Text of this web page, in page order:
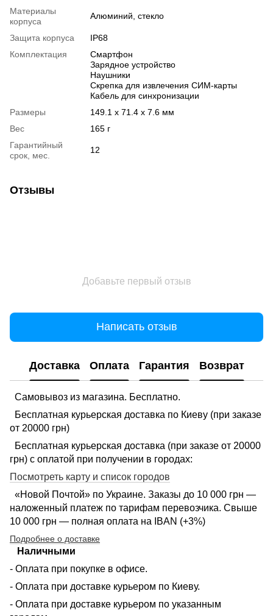
Материалы
корпуса
Алюминий, стекло
Защита корпуса
IP68
Комплектация
Смартфон
Зарядное устройство
Наушники
Скрепка для извлечения СИМ-карты
Кабель для синхронизации
Размеры
149.1 x 71.4 x 7.6 мм
Вес
165 г
Гарантийный
срок, мес.
12
Отзывы
Добавьте первый отзыв
Написать отзыв
Доставка Оплата Гарантия Возврат
Самовывоз из магазина. Бесплатно.
Бесплатная курьерская доставка по Киеву (при заказе
от 20000 грн)
Бесплатная курьерская доставка (при заказе от 20000
грн) с оплатой при получении в городах:
Посмотреть карту и список городов
«Новой Почтой» по Украине. Заказы до 10 000 грн —
наложенный платеж по тарифам перевозчика. Свыше
10 000 грн — полная оплата на IBAN (+3%)
Подробнее о доставке
Наличными
- Оплата при покупке в офисе.
- Оплата при доставке курьером по Киеву.
- Оплата при доставке курьером по указанным